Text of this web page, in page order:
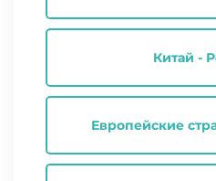
Китай -
Европейские